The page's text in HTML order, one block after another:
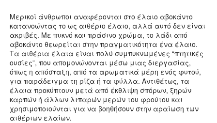
Μερικοί άνθρωποι αναφέρονται στο έλαιο αβοκάντο
κατανοώντας το ως αιθέριο έλαιο, αλλά αυτό δεν είναι
ακριβές. Με πυκνό και πράσινο χρώμα, το λάδι από
αβοκάντο θεωρείται στην πραγματικότητα ένα έλαιο.
Τα αιθέρια έλαια είναι πολύ συμπυκνωμένες “πτητικές
ουσίες”, που απομονώνονται μέσω μιας διεργασίας,
όπως η απόσταξη, από τα αρωματικά μέρη ενός φυτού,
για παράδειγμα τη ρίζα ή τα φύλλα. Αντιθέτως, τα
έλαια προκύπτουν μετά από έκθλιψη σπόρων, ξηρών
καρπών ή άλλων λιπαρών μερών του φρούτου και
χρησιμοποιούνται για να βοηθήσουν στην αραίωση των
αιθέριων ελαίων.